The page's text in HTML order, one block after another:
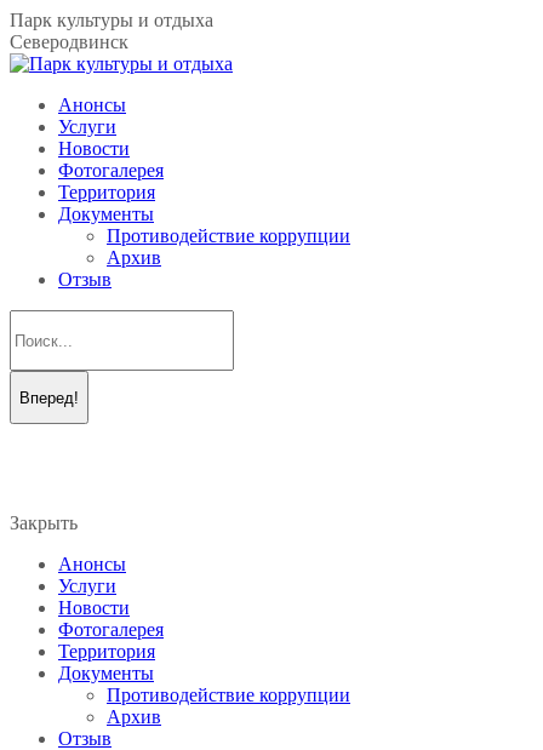
Перейти
к
содержанию
Парк культуры и отдыха
Северодвинск
Анонсы
Услуги
Новости
Фотогалерея
Территория
Документы
Противодействие коррупции
Архив
Отзыв
new
new
Закрыть
Анонсы
Услуги
Новости
Фотогалерея
Территория
Документы
Противодействие коррупции
Архив
Отзыв